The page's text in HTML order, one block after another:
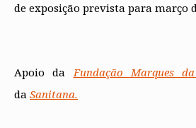
de exposição prevista para ​março
Apoio daFundação Marques
da Sanitana.